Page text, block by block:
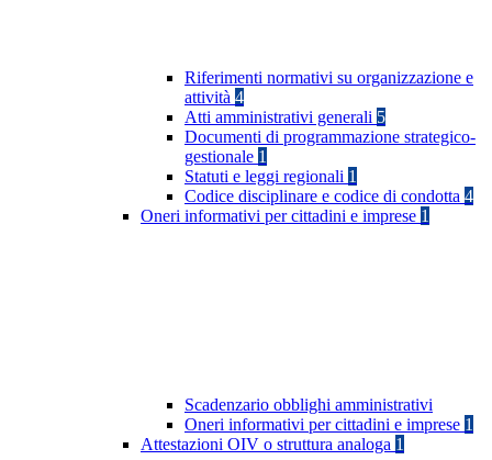
Riferimenti normativi su organizzazione e
attività 4
Atti amministrativi generali 5
Documenti di programmazione strategico-
gestionale 1
Statuti e leggi regionali 1
Codice disciplinare e codice di condotta 4
Oneri informativi per cittadini e imprese 1
Scadenzario obblighi amministrativi
Oneri informativi per cittadini e imprese 1
Attestazioni OIV o struttura analoga 1